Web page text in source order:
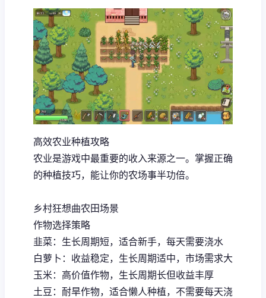
高效农业种植攻略
农业是游戏中最重要的收入来源之一。掌握正确
的种植技巧，能让你的农场事半功倍。
乡村狂想曲农田场景
作物选择策略
韭菜：生长周期短，适合新手，每天需要浇水
白萝卜：收益稳定，生长周期适中，市场需求大
玉米：高价值作物，生长周期长但收益丰厚
土豆：耐旱作物，适合懒人种植，不需要每天浇